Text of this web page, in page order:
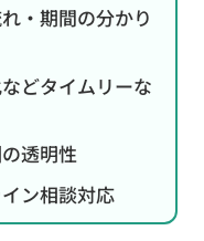
・期間の分かり
どタイムリーな
透明性
ン相談対応